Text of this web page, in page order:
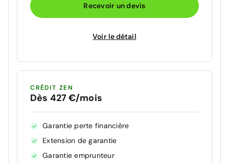
Recevoir un devis
Voir le détail
CRÉDIT ZEN
Dès 427 €/mois
Garantie perte financière
Extension de garantie
Garantie emprunteur